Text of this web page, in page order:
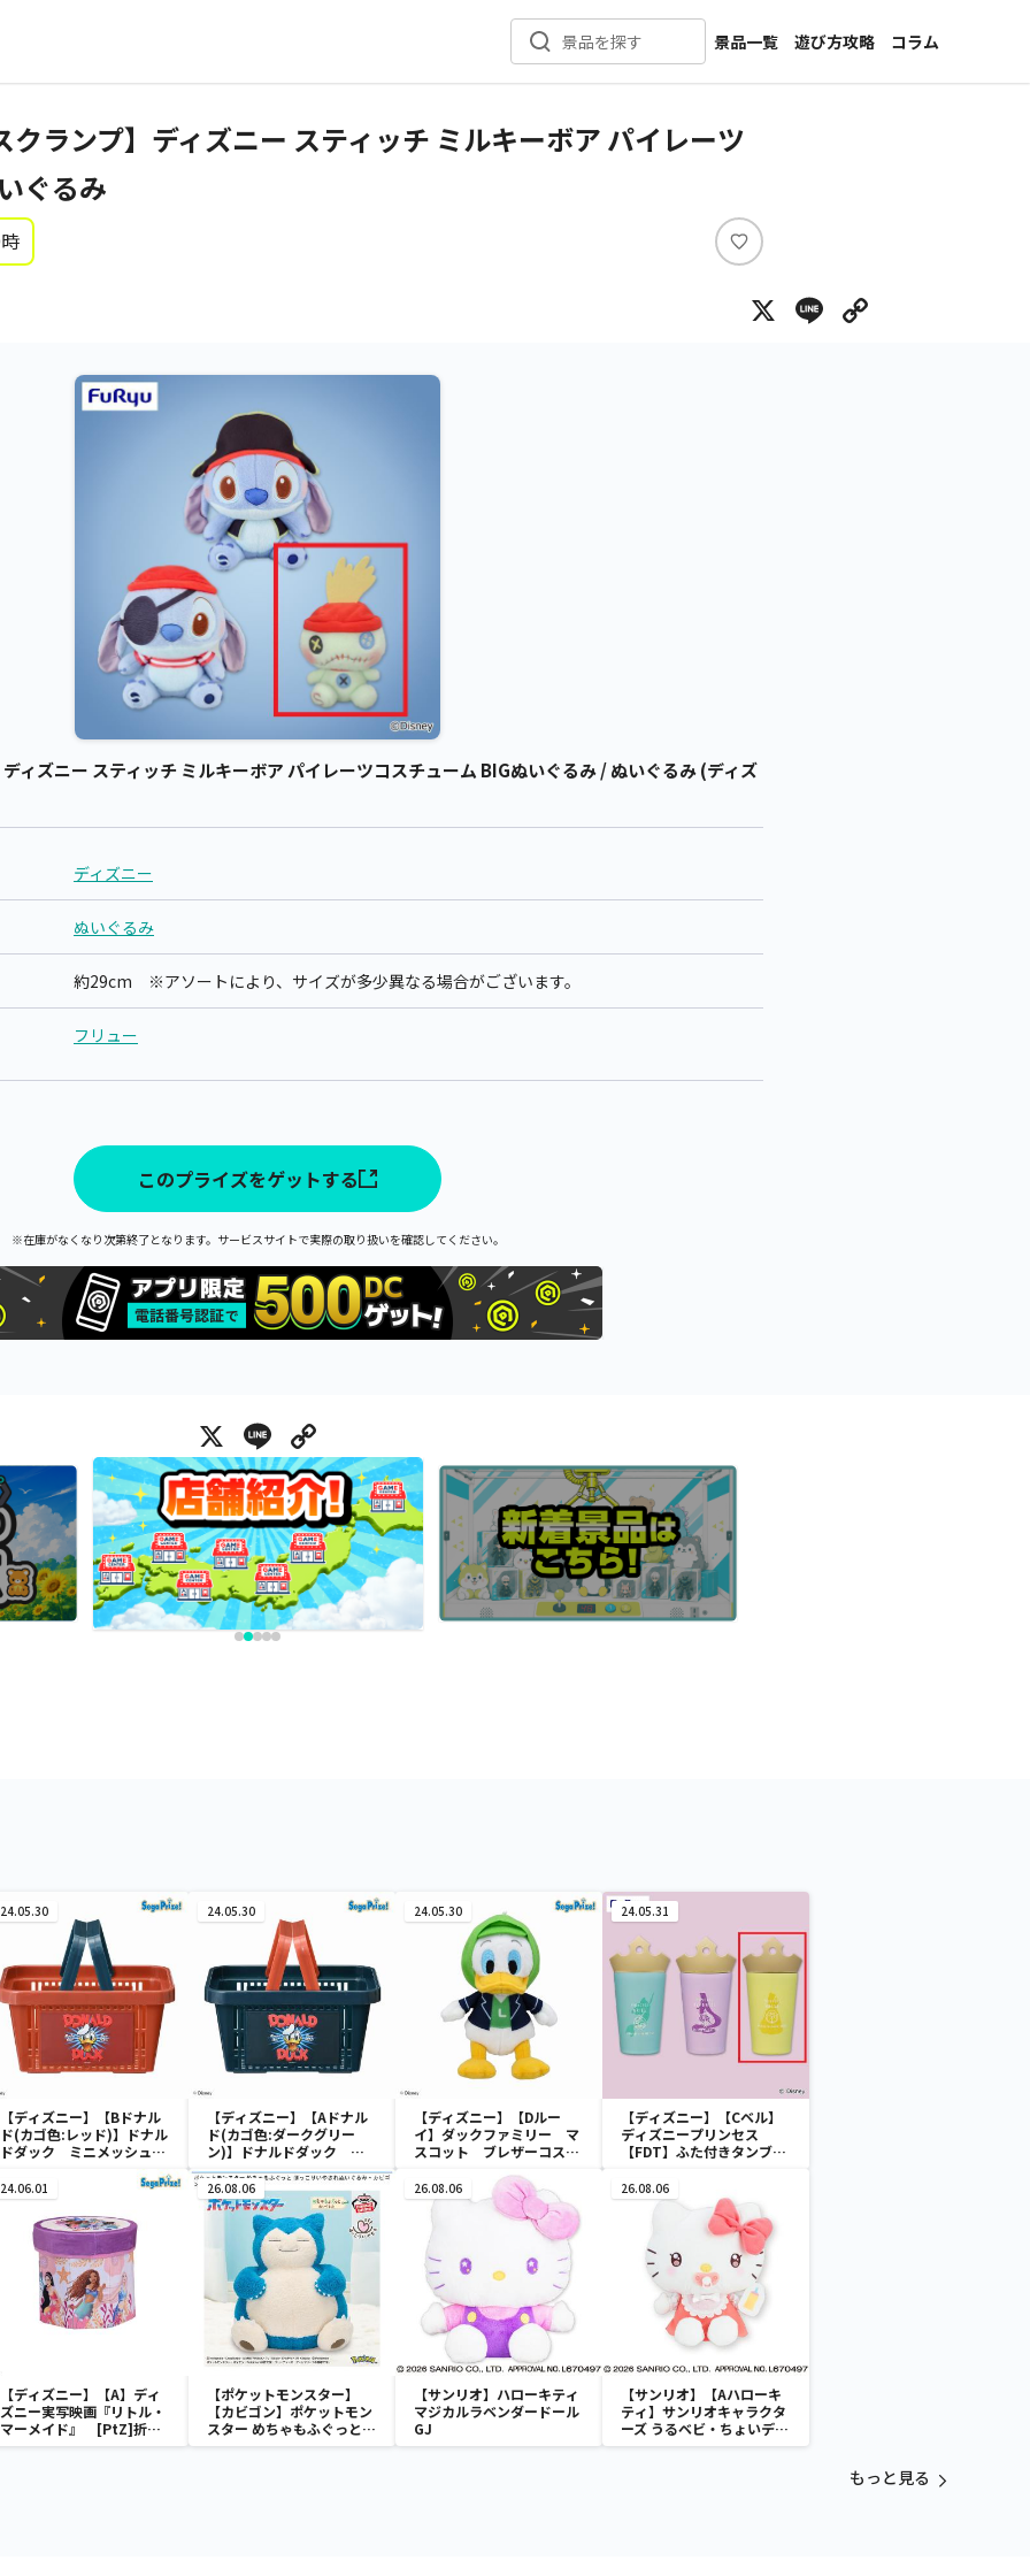
景品を探す
景品一覧
新着景品
カテゴリ一覧
遊び方攻略
コラム
インタビュー
クランプ】ディズニー スティッチ ミルキーボア パイレーツ
ぐるみ
い
ね
X Line
ィズニー スティッチ ミルキーボア パイレーツコスチューム BIGぬいぐるみ / ぬいぐるみ (ディズ
ディズニー
ぬいぐるみ
約29cm ※アソートにより、サイズが多少異なる場合がございます。
フリュー
このプライズをゲットする
※在庫がなくなり次第終了となります。サービスサイトで実際の取り扱いを確認してください。
X Line
24.05.30
【ディズニー】【Bドナル
ド(カゴ色:レッド)】ドナル
ドダック ミニメッシュカ
24.05.30
【ディズニー】【Aドナル
ド(カゴ色:ダークグリー
ン)】ドナルドダック ミ
ニメッシュカゴ
24.05.30
【ディズニー】【Dルー
イ】ダックファミリー マ
スコット ブレザーコスチ
24.05.31
【ディズニー】【Cベル】
ディズニープリンセス
【FDT】ふた付きタンブラ
24.06.01
【ディズニー】【A】ディ
ズニー実写映画『リトル・
マーメイド』 [PtZ]折り
畳みボックスチェアー
26.08.06
【ポケットモンスター】
【カビゴン】ポケットモン
スター めちゃもふぐっと
ほっこりいやされぬいぐる
26.08.06
【サンリオ】ハローキティ
マジカルラベンダードール
GJ
26.08.06
【サンリオ】【Aハローキ
ティ】サンリオキャラクタ
ーズ うるベビ・ちょいデカ
ドール
もっと見る